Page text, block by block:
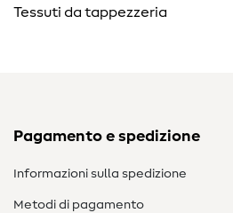
Tessuti da tappezzeria
Pagamento e spedizione
Informazioni sulla spedizione
Metodi di pagamento